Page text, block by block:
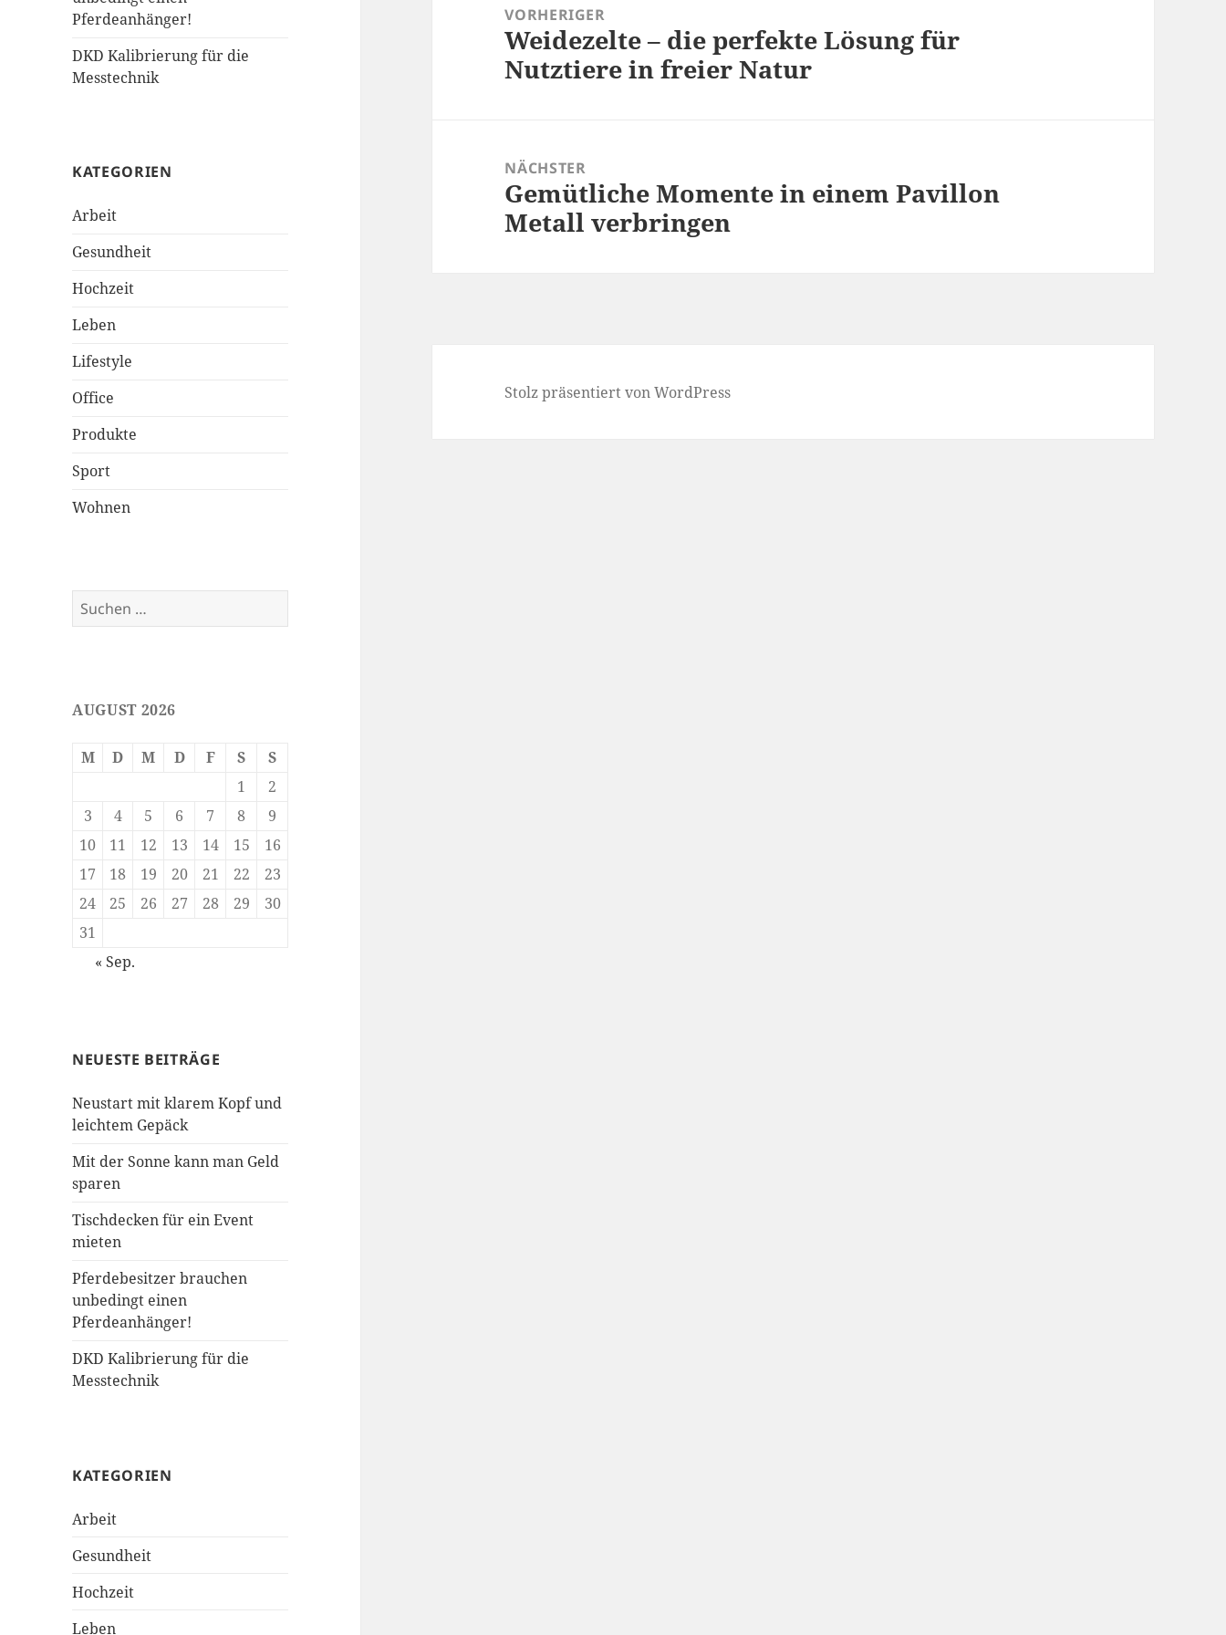
Pferdeanhänger!
DKD Kalibrierung für die
Messtechnik
KATEGORIEN
Arbeit
Gesundheit
Hochzeit
Leben
Lifestyle
Office
Produkte
Sport
Wohnen
Suchen
nach:
AUGUST 2026
M D M D F S
S
1
2
3
4 5 6 7 8
9
10
11 12 13 14 15
16
17
18 19 20 21 22
23
24
25 26 27 28 29
30
31
« Sep.
NEUESTE BEITRÄGE
Neustart mit klarem Kopf und
leichtem Gepäck
Mit der Sonne kann man Geld
sparen
Tischdecken für ein Event
mieten
Pferdebesitzer brauchen
unbedingt einen
Pferdeanhänger!
DKD Kalibrierung für die
Messtechnik
KATEGORIEN
Arbeit
Gesundheit
Hochzeit
Leben
VORHERIGER
Vorheriger
Beitrag:
Weidezelte – die perfekte Lösung für
Nutztiere in freier Natur
NÄCHSTER
Nächster
Beitrag:
Gemütliche Momente in einem Pavillon
Metall verbringen
Stolz präsentiert von WordPress